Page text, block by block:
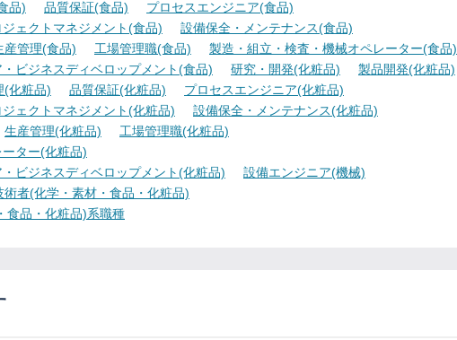
品) 品質保証(食品)
プロセスエンジニア(食品)
ェクトマネジメント(食品)
設備保全・メンテナンス(食品)
産管理(食品) 工場管理職(食品)
製造・組立・検査・機械オペレーター(食品)
ビジネスディベロップメント(食品)
研究・開発(化粧品)
製品開発(化粧品)
(化粧品) 品質保証(化粧品)
プロセスエンジニア(化粧品)
ェクトマネジメント(化粧品)
設備保全・メンテナンス(化粧品)
生産管理(化粧品)
工場管理職(化粧品)
ター(化粧品)
ビジネスディベロップメント(化粧品)
設備エンジニア(機械)
術者(化学・素材・食品・化粧品)
食品・化粧品)系職種